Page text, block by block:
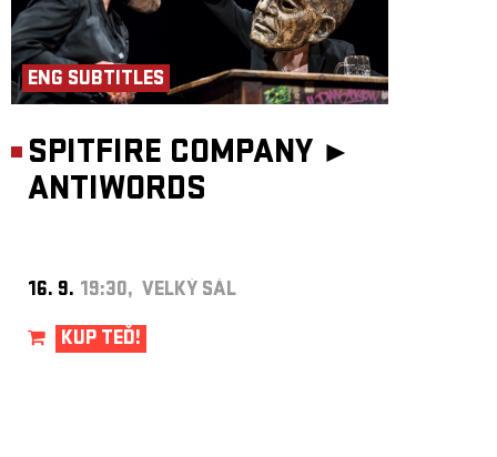
ENG SUBTITLES
SPITFIRE COMPANY ►
ANTIWORDS
16. 9. 19:30, VELKÝ SÁL
KUP TEĎ!